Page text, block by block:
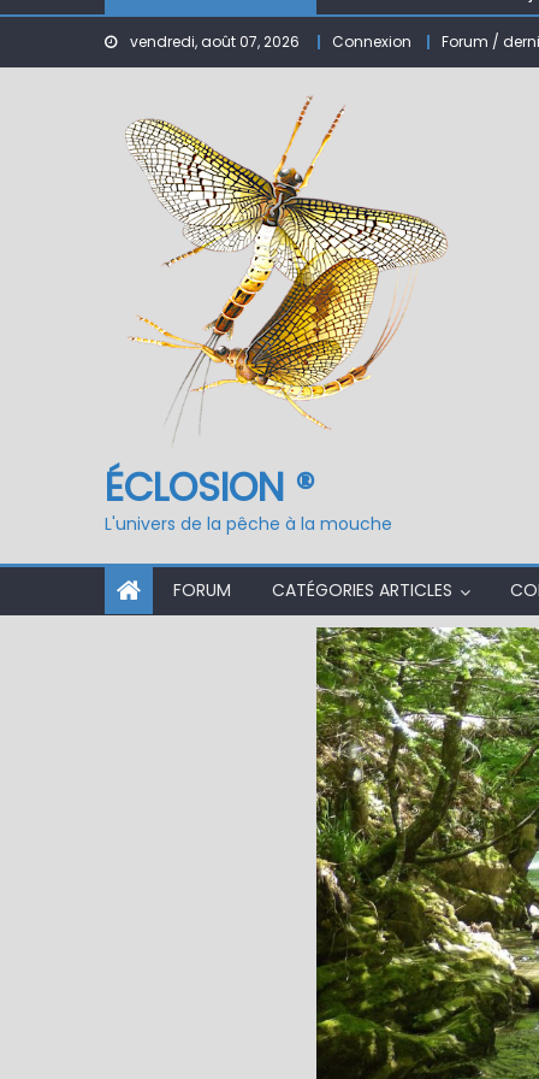
Fermeture du
vendredi, août 07, 2026 Connexion Forum /
ÉCLOSION ®
L'univers de la pêche à la mouche
FORUM CATÉGORIES ARTICLES